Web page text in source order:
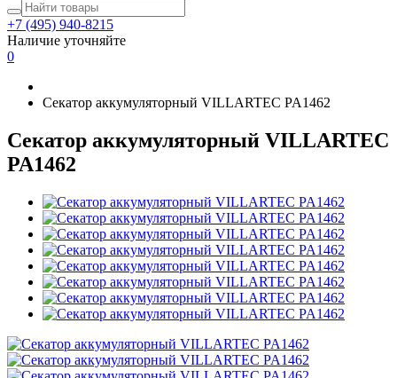
+7 (495) 940-8215
Наличие уточняйте
0
Секатор аккумуляторный VILLARTEC PA1462
Секатор аккумуляторный VILLARTEC
PA1462